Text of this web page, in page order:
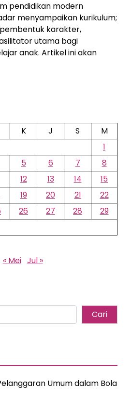
pendidikan modern
menyampaikan kurikulum;
karakter,
utama bagi
anak. Artikel ini akan
K J S
M
1
5 6 7
8
12 13 14
15
19 20 21
22
26 27 28
29
« Mei Jul »
Cari
Umum dalam Bola